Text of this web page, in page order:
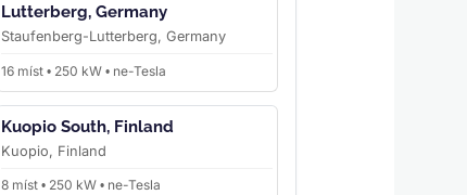
Lutterberg, Germany
Staufenberg-Lutterberg, Germany
16 míst • 250 kW • ne-Tesla
Kuopio South, Finland
Kuopio, Finland
8 míst • 250 kW • ne-Tesla